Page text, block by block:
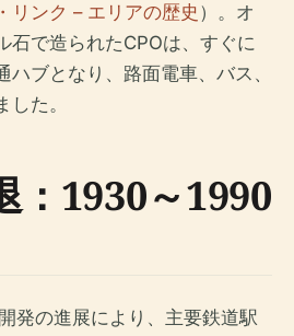
リンク – エリアの歴史 ）。オ
石で造られたCPOは、すぐに
ハブとなり、路面電車、バス、
た。
：1930～1990
発の進展により、主要鉄道駅